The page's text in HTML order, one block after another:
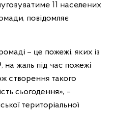
11 населених
повідомляє
– це пожежі, яких із
жаль під час пожежі
створення такого
сьогодення», –
територіальної